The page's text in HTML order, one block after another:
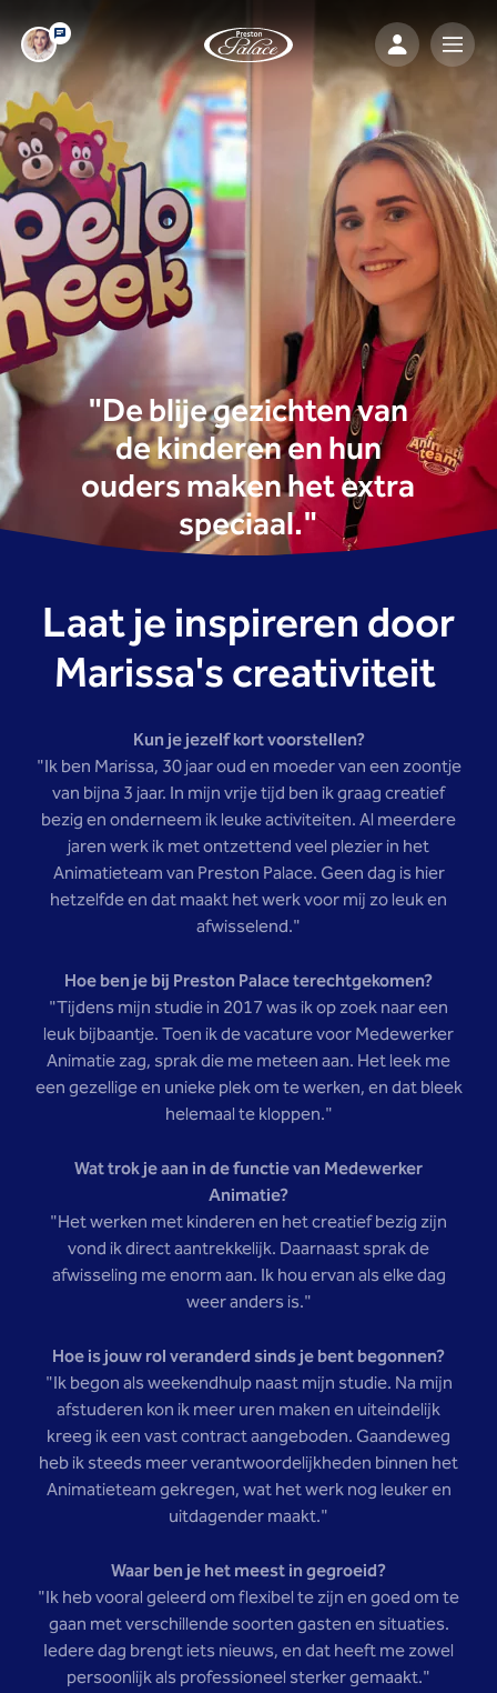
"De blije gezichten van
de kinderen en hun
ouders maken het extra
speciaal."
Laat je inspireren door
Marissa's creativiteit
Kun je jezelf kort voorstellen?
"Ik ben Marissa, 30 jaar oud en moeder van een zoontje
van bijna 3 jaar. In mijn vrije tijd ben ik graag creatief
bezig en onderneem ik leuke activiteiten. Al meerdere
jaren werk ik met ontzettend veel plezier in het
Animatieteam van Preston Palace. Geen dag is hier
hetzelfde en dat maakt het werk voor mij zo leuk en
afwisselend."
Hoe ben je bij Preston Palace terechtgekomen?
"Tijdens mijn studie in 2017 was ik op zoek naar een
leuk bijbaantje. Toen ik de vacature voor Medewerker
Animatie zag, sprak die me meteen aan. Het leek me
een gezellige en unieke plek om te werken, en dat bleek
helemaal te kloppen."
Wat trok je aan in de functie van Medewerker
Animatie?
"Het werken met kinderen en het creatief bezig zijn
vond ik direct aantrekkelijk. Daarnaast sprak de
afwisseling me enorm aan. Ik hou ervan als elke dag
weer anders is."
Hoe is jouw rol veranderd sinds je bent begonnen?
"Ik begon als weekendhulp naast mijn studie. Na mijn
afstuderen kon ik meer uren maken en uiteindelijk
kreeg ik een vast contract aangeboden. Gaandeweg
heb ik steeds meer verantwoordelijkheden binnen het
Animatieteam gekregen, wat het werk nog leuker en
uitdagender maakt."
Waar ben je het meest in gegroeid?
"Ik heb vooral geleerd om flexibel te zijn en goed om te
gaan met verschillende soorten gasten en situaties.
Iedere dag brengt iets nieuws, en dat heeft me zowel
persoonlijk als professioneel sterker gemaakt."